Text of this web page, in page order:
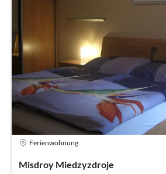
Ferienwohnung
Misdroy Miedzyzdroje